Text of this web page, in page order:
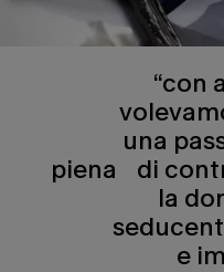
“con
una
piena di
la
e